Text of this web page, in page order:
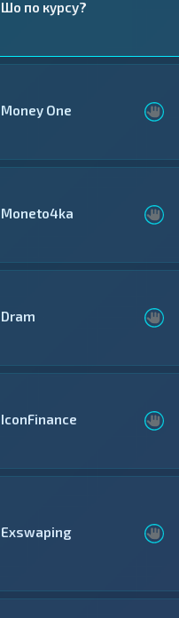
Шо по курсу?
Money One
Moneto4ka
Dram
IconFinance
Exswaping